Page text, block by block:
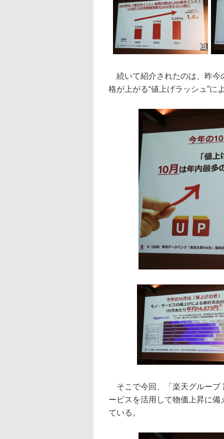
続いて紹介されたのは、昨今
格が上がる“値上げラッシュ”に
そこで今回、「楽天グループ
ービスを活用して物価上昇に備
ている。